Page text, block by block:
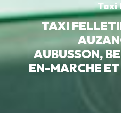
Taxi
TAXI
AUBUSSON,
EN-MARCHE